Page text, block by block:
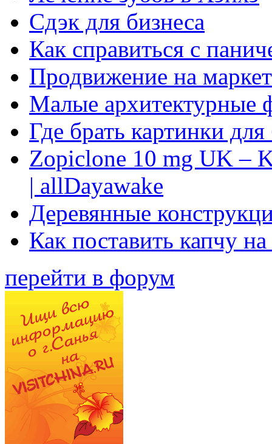
Сдэк для бизнеса
Как справиться с
Продвижение на
Малые архитектурные
Где брать картинки
Zopiclone 10 mg UK –
| allDayawake
Деревянные
Как поставить капчу
перейти в форум